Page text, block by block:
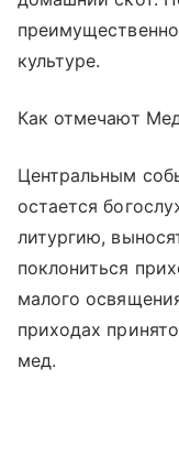
культуре.
Как отмечают
Центральным
остается
литургию,
поклониться
малого
приходах
мед.